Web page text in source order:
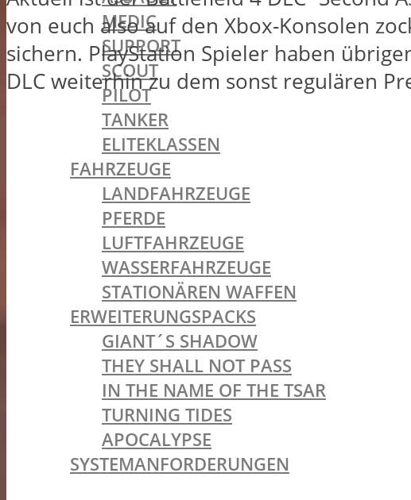
MEDIC
SUPPORT
SCOUT
PILOT
TANKER
ELITEKLASSEN
FAHRZEUGE
LANDFAHRZEUGE
PFERDE
LUFTFAHRZEUGE
WASSERFAHRZEUGE
STATIONÄREN WAFFEN
ERWEITERUNGSPACKS
GIANT´S SHADOW
THEY SHALL NOT PASS
IN THE NAME OF THE TSAR
TURNING TIDES
APOCALYPSE
SYSTEMANFORDERUNGEN
von euch also auf den Xbox-Konsolen
sichern. PlayStation Spieler haben
DLC weiterhin zu dem sonst regulären